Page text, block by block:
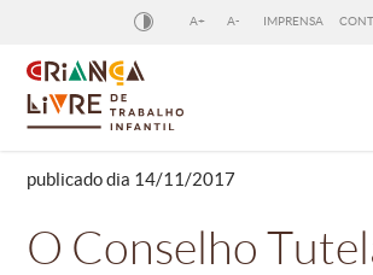
A+ A- IMPRENSA
publicado dia 14/11/2017
O Conselho